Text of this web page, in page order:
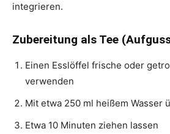
integrieren.
Zubereitung als Tee
Einen Esslöffel frische oder
verwenden
Mit etwa 250 ml heißem Wasser
Etwa 10 Minuten ziehen lassen